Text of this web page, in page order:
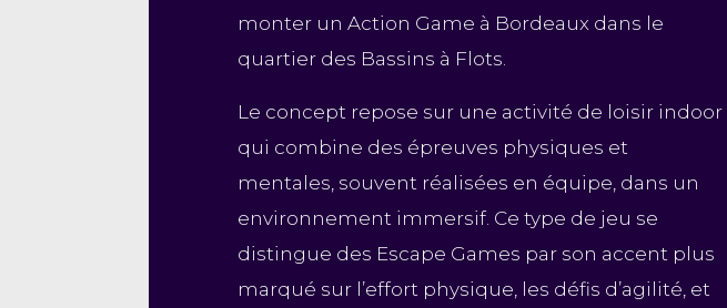
monter un Action Game à Bordeaux dans le
quartier des Bassins à Flots.
Le concept repose sur une activité de loisir indoor
qui combine des épreuves physiques et
mentales, souvent réalisées en équipe, dans un
environnement immersif. Ce type de jeu se
distingue des Escape Games par son accent plus
marqué sur l’effort physique, les défis d’agilité, et